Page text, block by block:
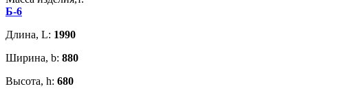
Б-6
Длина, L: 1990
Ширина, b: 880
Высота, h: 680